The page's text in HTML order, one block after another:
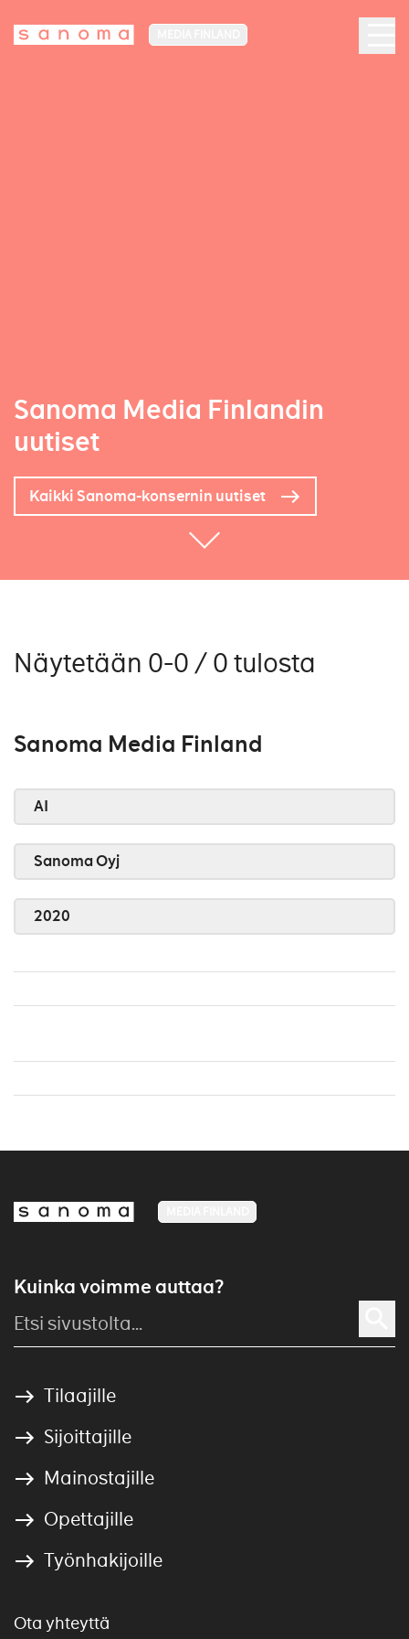
Sanoma Media Finlandin
uutiset
Kaikki Sanoma-konsernin uutiset
Näytetään 0-0 / 0 tulosta
Sanoma Media Finland
AI
Sanoma Oyj
2020
Kuinka voimme auttaa?
Tilaajille
Sijoittajille
Mainostajille
Opettajille
Työnhakijoille
Ota yhteyttä